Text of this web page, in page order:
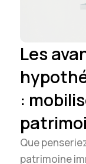
Les
:
Que
patrimoine